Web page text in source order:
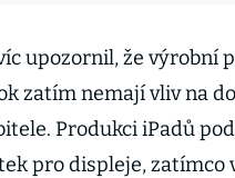
upozornil, že výrobní
zatím nemají vliv na
Produkci iPadů
pro displeje,